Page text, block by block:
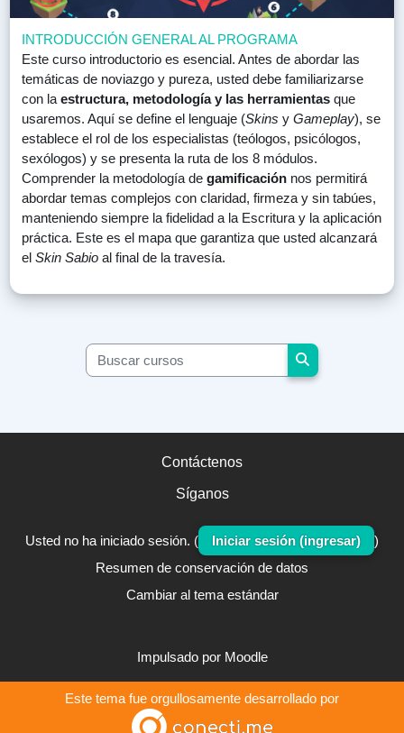
INTRODUCCIÓN GENERAL AL PROGRAMA
Este curso introductorio es esencial. Antes de abordar las
temáticas de noviazgo y pureza, usted debe familiarizarse
con la estructura, metodología y las herramientas que
usaremos. Aquí se define el lenguaje (Skins y Gameplay), se
establece el rol de los especialistas (teólogos, psicólogos,
sexólogos) y se presenta la ruta de los 8 módulos.
Comprender la metodología de gamificación nos permitirá
abordar temas complejos con claridad, firmeza y sin tabúes,
manteniendo siempre la fidelidad a la Escritura y la aplicación
práctica. Este es el mapa que garantiza que usted alcanzará
el Skin Sabio al final de la travesía.
Buscar cursos
Buscar cursos
Contáctenos
Síganos
Usted no ha iniciado sesión. ( Iniciar sesión (ingresar)
)
Resumen de conservación de datos
Cambiar al tema estándar
Impulsado por Moodle
Este tema fue orgullosamente desarrollado por